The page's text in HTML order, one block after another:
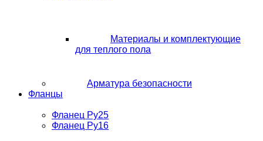
Материалы и комплектующие
для теплого пола
Арматура безопасности
Фланцы
Фланец Ру25
Фланец Ру16